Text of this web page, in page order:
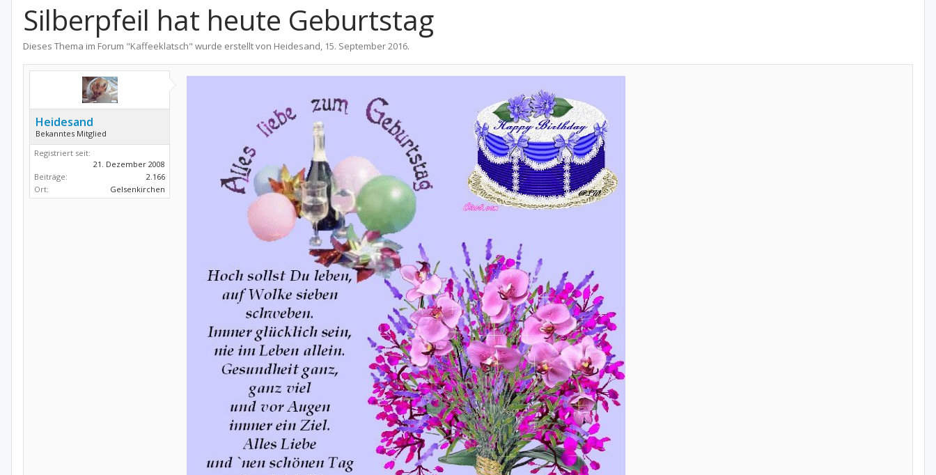
Silberpfeil hat heute Geburtstag
Dieses Thema im Forum "Kaffeeklatsch" wurde erstellt von Heidesand, 15. September 2016.
Heidesand
Bekanntes Mitglied
Registriert seit:
21. Dezember 2008
Beiträge:
2.166
Ort:
Gelsenkirchen